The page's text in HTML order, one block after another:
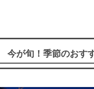
今が旬！季節のおす